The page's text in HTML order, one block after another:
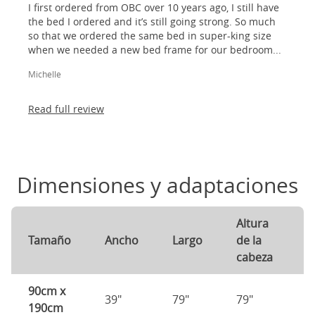
I first ordered from OBC over 10 years ago, I still have
the bed I ordered and it’s still going strong. So much
so that we ordered the same bed in super-king size
when we needed a new bed frame for our bedroom...
Michelle
Read full review
Dimensiones y adaptaciones
Tamaño Ancho Largo
Altura
de la
cabeza
90cm x
190cm
39" 79" 79"